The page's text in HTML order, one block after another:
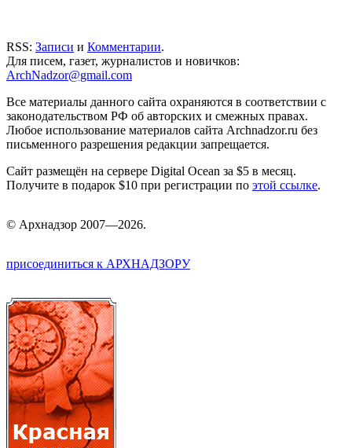
RSS: Записи и Комментарии.
Для писем, газет, журналистов и новичков:
ArchNadzor@gmail.com
Все материалы данного сайта охраняются в соответствии с
законодательством РФ об авторских и смежных правах.
Любое использование материалов сайта Archnadzor.ru без
письменного разрешения редакции запрещается.
Сайт размещён на сервере Digital Ocean за $5 в месяц.
Получите в подарок $10 при регистрации по этой ссылке.
© Архнадзор 2007—2026.
присоединиться к АРХНАДЗОРУ